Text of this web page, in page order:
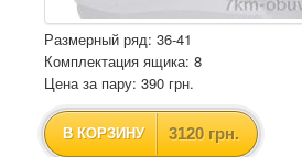
Размерный ряд: 36-41
Комплектация ящика: 8
Цена за пару: 390 грн.
В КОРЗИНУ 3120 грн.